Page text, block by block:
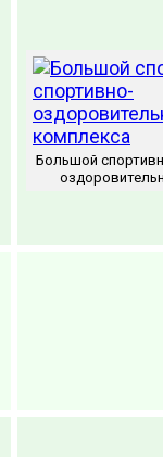
Большой